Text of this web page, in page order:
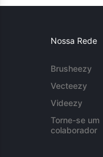
Nossa Rede
Brusheezy
Vecteezy
Videezy
Torne-se um
colaborador